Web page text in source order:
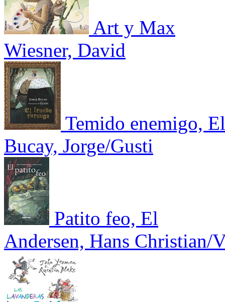
Art y Max
Wiesner, David
Temido enemigo, El
Bucay, Jorge/Gusti
Patito feo, El
Andersen, Hans Christian/